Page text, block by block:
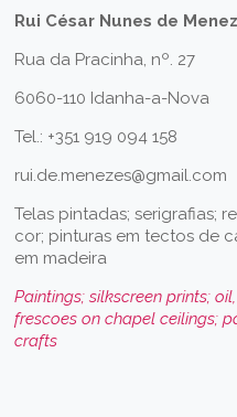
Rui César Nunes de
Rua da Pracinha, nº. 27
6060-110 Idanha-a-Nova
Tel.: +351 919 094 158
rui.de.menezes@gmail.com
Telas pintadas; serigrafias;
cor; pinturas em tectos de
em madeira
Paintings; silkscreen prints;
frescoes on chapel ceilings;
crafts